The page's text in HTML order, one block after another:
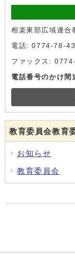
相楽東部広域連合
電話: 0774-78-
ファックス:
電話番号のかけ間
教育委員会教育
お知らせ
教育委員会